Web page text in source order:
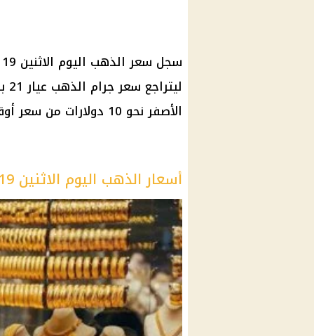
الأصفر نحو 10 دولارات من سعر أوقية الذهب، بحسب شعبة الذهب المصرية.
أسعار الذهب اليوم الاثنين 19 أغسطس 2024